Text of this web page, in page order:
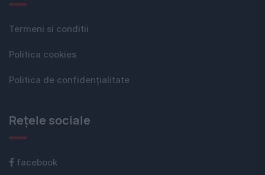
Termeni si conditii
Politica cookies
Politica de confidențialitate
Rețele sociale
facebook